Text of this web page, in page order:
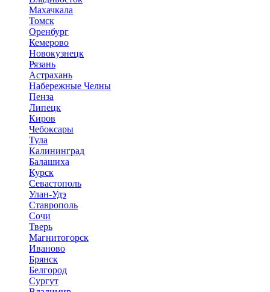
Махачкала
Томск
Оренбург
Кемерово
Новокузнецк
Рязань
Астрахань
Набережные Челны
Пенза
Липецк
Киров
Чебоксары
Тула
Калининград
Балашиха
Курск
Севастополь
Улан-Удэ
Ставрополь
Сочи
Тверь
Магнитогорск
Иваново
Брянск
Белгород
Сургут